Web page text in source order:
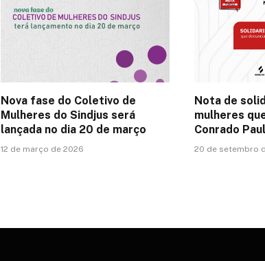
Nova fase do Coletivo de
Mulheres do Sindjus será
lançada no dia 20 de março
12 de março de 2026
Nota de
mulheres
Conrado
20 de setembro